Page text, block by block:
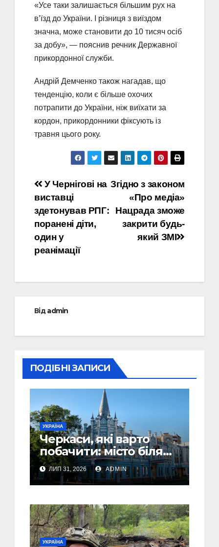
«Усе таки залишається більшим рух на
в’їзд до України. І різниця з виїздом
значна, може становити до 10 тисяч осіб
за добу», — пояснив речник Державної
прикордонної служби.
Андрій Демченко також нагадав, що
тенденцію, коли є більше охочих
потрапити до України, ніж виїхати за
кордон, прикордонники фіксують із
травня цього року.
Навігація
записів
Згідно з законом
«Про медіа»
Нацрада зможе
закрити будь-
який ЗМІ
У Чернігові на
виставці
здетонував РПГ:
поранені діти,
один у
реанімації
Відadmin
ПОДІБНІ ЗАПИСИ
УКРАЇНА
Черкаси, які варто
побачити: місто біля
Дніпра, зелені парки
та місця з особливою
атмосферою
ЛИП 31, 2026 ADMIN
УКРАЇНА